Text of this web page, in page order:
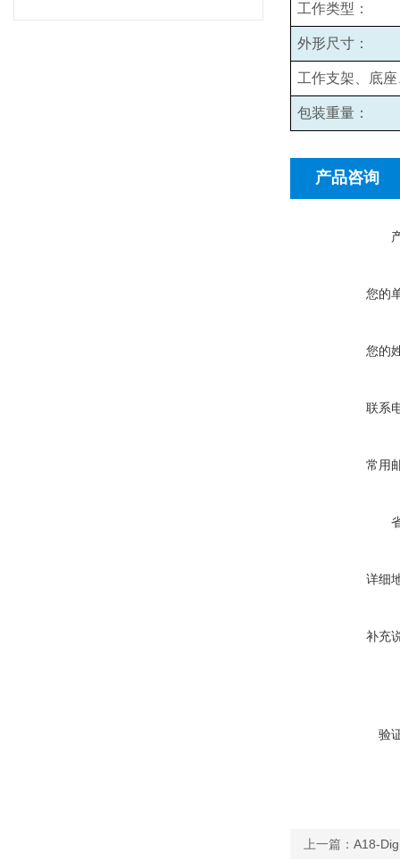
工作类型：
外形尺寸：
工作支架、底
包装重量：
产品咨询
您的
您的
联系
常用
详细
补充
验
上一篇： A18-